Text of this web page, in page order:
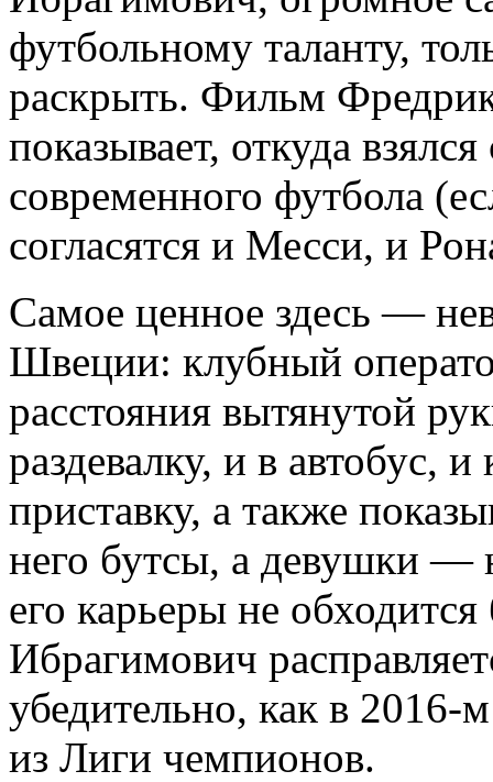
футбольному таланту,
раскрыть. Фильм
показывает, откуда
современного футбола
согласятся и Месси, и
Самое ценное здесь —
Швеции: клубный
расстояния вытянутой
раздевалку, и в автобус,
приставку, а также
него бутсы, а девушки —
его карьеры не
Ибрагимович
убедительно, как в 2016-
из Лиги чемпионов.